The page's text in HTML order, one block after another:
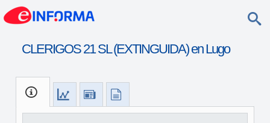
CLERIGOS 21 SL (EXTINGUIDA) en Lugo